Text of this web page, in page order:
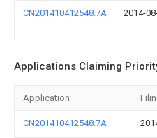
CN201410412548.7A 2014-
Applications Claiming
Application
CN201410412548.7A